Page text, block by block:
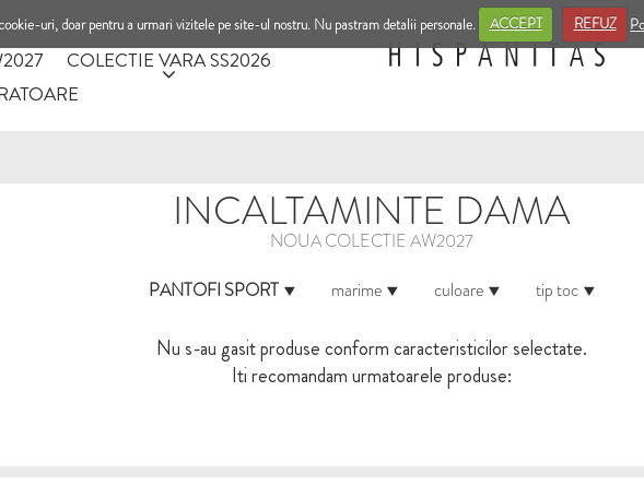
uri, doar pentru a urmari vizitele pe site-ul nostru. Nu pastram detalii personale. ACCEPT REFUZ
COLECTIE VARA SS2026
INCALTAMINTE DAMA
NOUA COLECTIE AW2027
PANTOFI SPORT
marime culoare tip toc
Nu s-au gasit produse conform caracteristicilor selectate.
Iti recomandam urmatoarele produse: